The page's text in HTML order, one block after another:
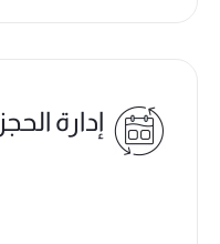
إدارة الحجز